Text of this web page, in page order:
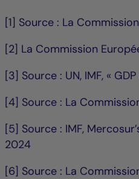
[1] Source : La
[2] La Commission
[3] Source : UN, IMF, «
[4] Source : La
[5] Source : IMF,
2024
[6] Source : La